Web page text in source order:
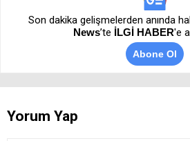
Son dakika gelişmelerden anında
News’te İLGİ HABER'e
Abone Ol
Yorum Yap